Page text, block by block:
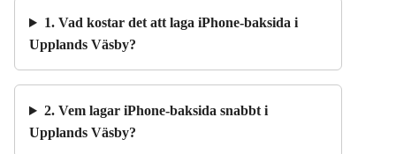
1. Vad kostar det att laga iPhone-baksida i
Upplands Väsby?
2. Vem lagar iPhone-baksida snabbt i
Upplands Väsby?